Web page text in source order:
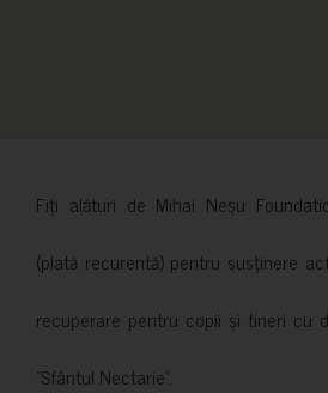
Fiți alături de Mihai Neșu
(plată recurentă) pentru susținere
recuperare pentru copii și tineri cu
”Sfântul Nectarie”.